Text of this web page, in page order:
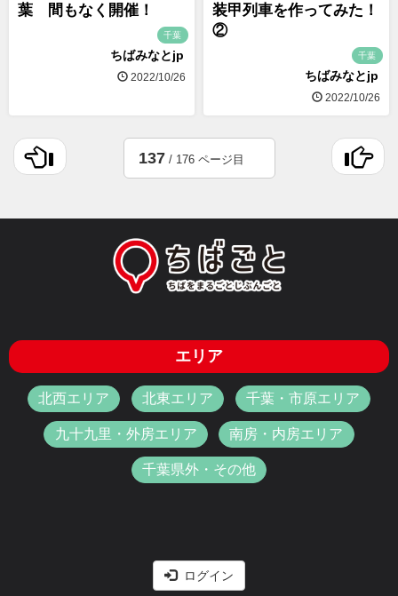
葉 間もなく開催！
千葉
ちばみなとjp
2022/10/26
装甲列車を作ってみた！
②
千葉
ちばみなとjp
2022/10/26
137 / 176 ページ目
エリア
北西エリア 北東エリア 千葉・市原エリア
九十九里・外房エリア 南房・内房エリア
千葉県外・その他
ログイン